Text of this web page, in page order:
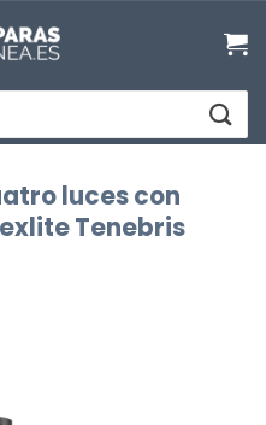
luces con
Tenebris